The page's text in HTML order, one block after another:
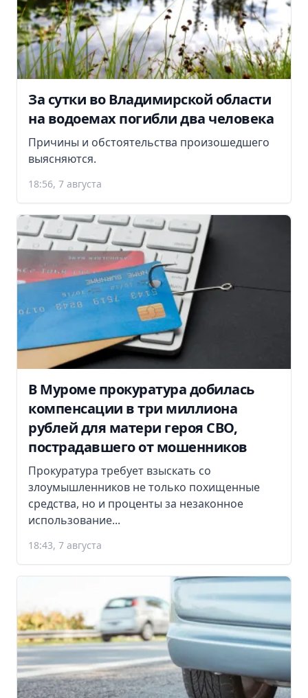
За сутки во Владимирской области
на водоемах погибли два человека
Причины и обстоятельства произошедшего
выясняются.
18:56, 7 августа
В Муроме прокуратура добилась
компенсации в три миллиона
рублей для матери героя СВО,
пострадавшего от мошенников
Прокуратура требует взыскать со
злоумышленников не только похищенные
средства, но и проценты за незаконное
использование...
18:43, 7 августа